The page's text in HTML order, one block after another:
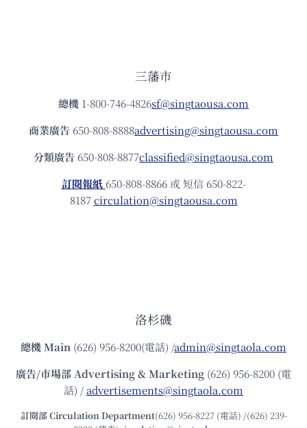
三藩市
總機 1-800-746-4826sf@singtaousa.com
商業廣告 650-808-8888advertising@singtaousa.com
分類廣告 650-808-8877classified@singtaousa.com
訂閱報紙 650-808-8866 或 短信 650-822-
8187circulation@singtaousa.com
洛杉磯
總機Main (626) 956-8200(電話) /admin@singtaola.com
廣告/市場部Advertising & Marketing (626) 956-8200 (電
話) /advertisements@singtaola.com
訂閱部 Circulation Department(626) 956-8227 (電話) /(626) 239-